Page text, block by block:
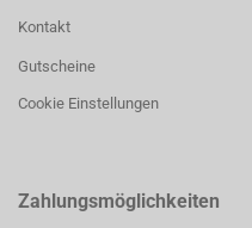
Kontakt
Gutscheine
Cookie Einstellungen
Zahlungsmöglichkeiten